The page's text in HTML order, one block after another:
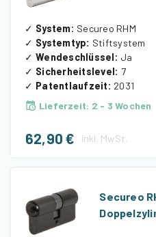
✓ System: Secureo RHM
✓ Systemtyp: Stiftsystem
✓ Wendeschlüssel: Ja
✓ Sicherheitslevel: 7
✓ Patentlaufzeit: 2031
Lieferzeit: 2 - 3 Wochen
62,90 € inkl. MwSt.
Secureo